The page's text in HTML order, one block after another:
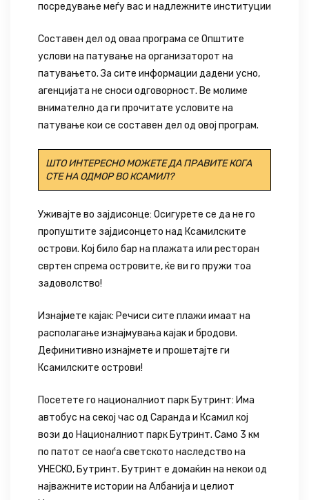
посредување меѓу вас и надлежните институции
Составен дел од оваа програма се Општите
услови на патување на организаторот на
патувањето. За сите информации дадени усно,
агенцијата не сноси одговорност. Ве молиме
внимателно да ги прочитате условите на
патување кои се составен дел од овој програм.
ШТО ИНТЕРЕСНО МОЖЕТЕ ДА ПРАВИТЕ КОГА
СТЕ НА ОДМОР ВО КСАМИЛ?
Уживајте во зајдисонце: Осигурете се да не го
пропуштите зајдисонцето над Ксамилските
острови. Кој било бар на плажата или ресторан
свртен спрема островите, ќе ви го пружи тоа
задоволство!
Изнајмете кајак: Речиси сите плажи имаат на
располагање изнајмувања кајак и бродови.
Дефинитивно изнајмете и прошетајте ги
Ксамилските острови!
Посетете го националниот парк Бутринт: Има
автобус на секој час од Саранда и Ксамил кој
вози до Националниот парк Бутринт. Само 3 км
по патот се наоѓа светското наследство на
УНЕСКО, Бутринт. Бутринт е домаќин на некои од
најважните истории на Албанија и целиот